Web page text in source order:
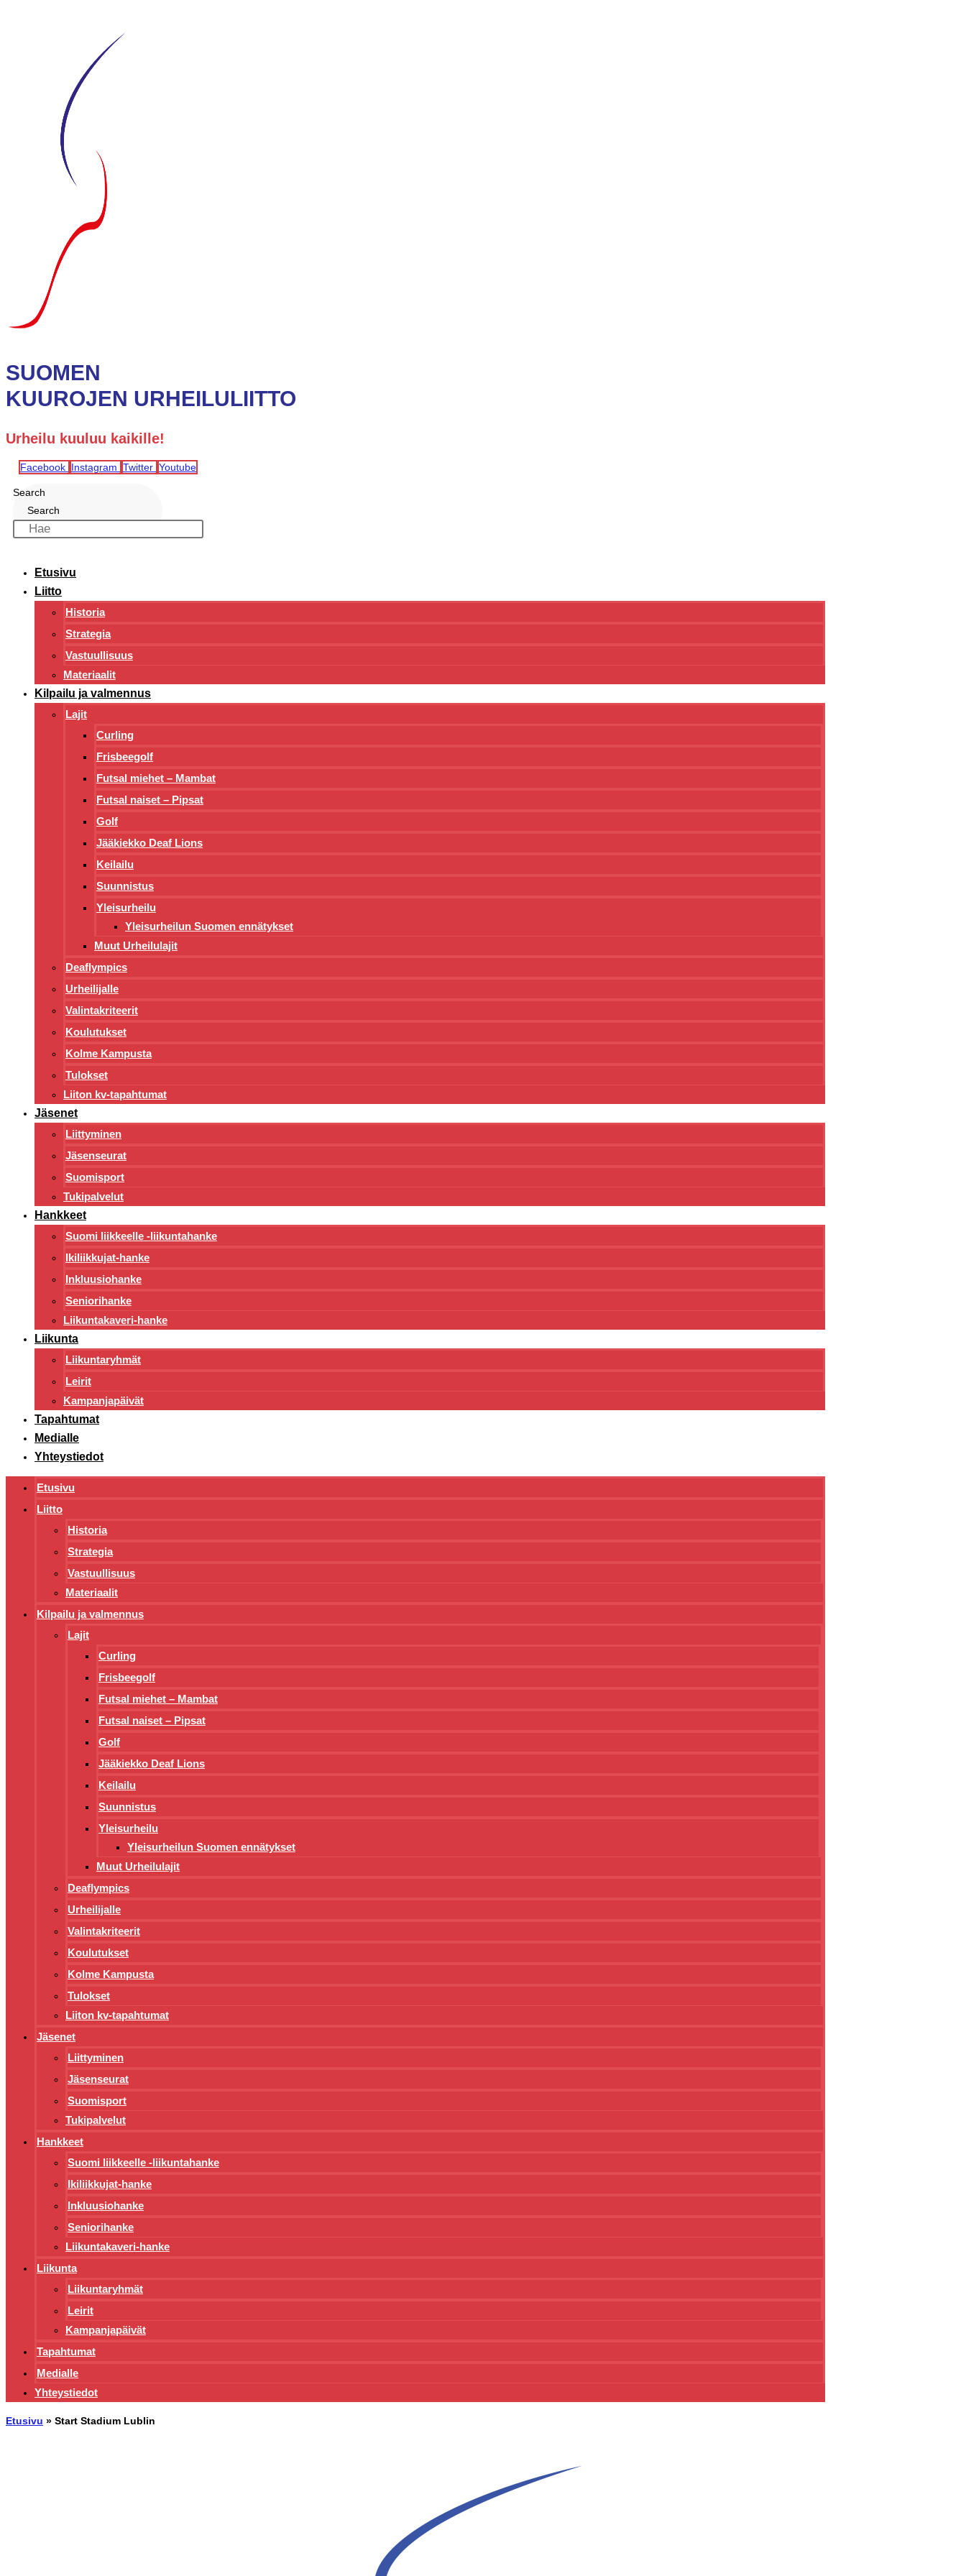
SUOMEN
KUUROJEN URHEILULIITTO
Urheilu kuuluu kaikille!
Facebook Instagram Twitter Youtube
Search
Search
Etusivu
Liitto
Historia
Strategia
Vastuullisuus
Materiaalit
Kilpailu ja valmennus
Lajit
Curling
Frisbeegolf
Futsal miehet – Mambat
Futsal naiset – Pipsat
Golf
Jääkiekko Deaf Lions
Keilailu
Suunnistus
Yleisurheilu
Yleisurheilun Suomen ennätykset
Muut Urheilulajit
Deaflympics
Urheilijalle
Valintakriteerit
Koulutukset
Kolme Kampusta
Tulokset
Liiton kv-tapahtumat
Jäsenet
Liittyminen
Jäsenseurat
Suomisport
Tukipalvelut
Hankkeet
Suomi liikkeelle -liikuntahanke
Ikiliikkujat-hanke
Inkluusiohanke
Seniorihanke
Liikuntakaveri-hanke
Liikunta
Liikuntaryhmät
Leirit
Kampanjapäivät
Tapahtumat
Medialle
Yhteystiedot
Etusivu
Liitto
Historia
Strategia
Vastuullisuus
Materiaalit
Kilpailu ja valmennus
Lajit
Curling
Frisbeegolf
Futsal miehet – Mambat
Futsal naiset – Pipsat
Golf
Jääkiekko Deaf Lions
Keilailu
Suunnistus
Yleisurheilu
Yleisurheilun Suomen ennätykset
Muut Urheilulajit
Deaflympics
Urheilijalle
Valintakriteerit
Koulutukset
Kolme Kampusta
Tulokset
Liiton kv-tapahtumat
Jäsenet
Liittyminen
Jäsenseurat
Suomisport
Tukipalvelut
Hankkeet
Suomi liikkeelle -liikuntahanke
Ikiliikkujat-hanke
Inkluusiohanke
Seniorihanke
Liikuntakaveri-hanke
Liikunta
Liikuntaryhmät
Leirit
Kampanjapäivät
Tapahtumat
Medialle
Yhteystiedot
Etusivu » Start Stadium Lublin